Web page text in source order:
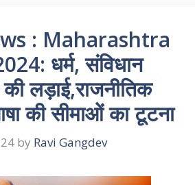
: Maharashtra
धर्म, संविधान
लड़ाई,राजनीतिक
की सीमाओं का टूटना
by Ravi Gangdev